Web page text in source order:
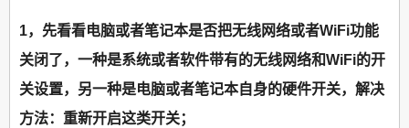
1，先看看电脑或者笔记本是否把无线网络或者WiFi功能
关闭了，一种是系统或者软件带有的无线网络和WiFi的开
关设置，另一种是电脑或者笔记本自身的硬件开关，解决
方法：重新开启这类开关；